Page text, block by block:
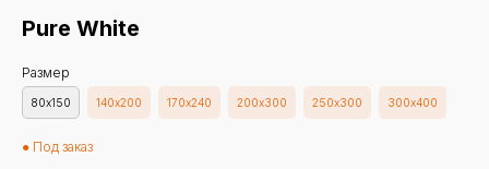
Pure White
Размер
80х150 140х200 170х240 200х300 250х300 300х400
● Под заказ